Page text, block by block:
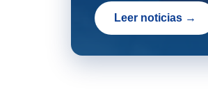
Leer noticias →